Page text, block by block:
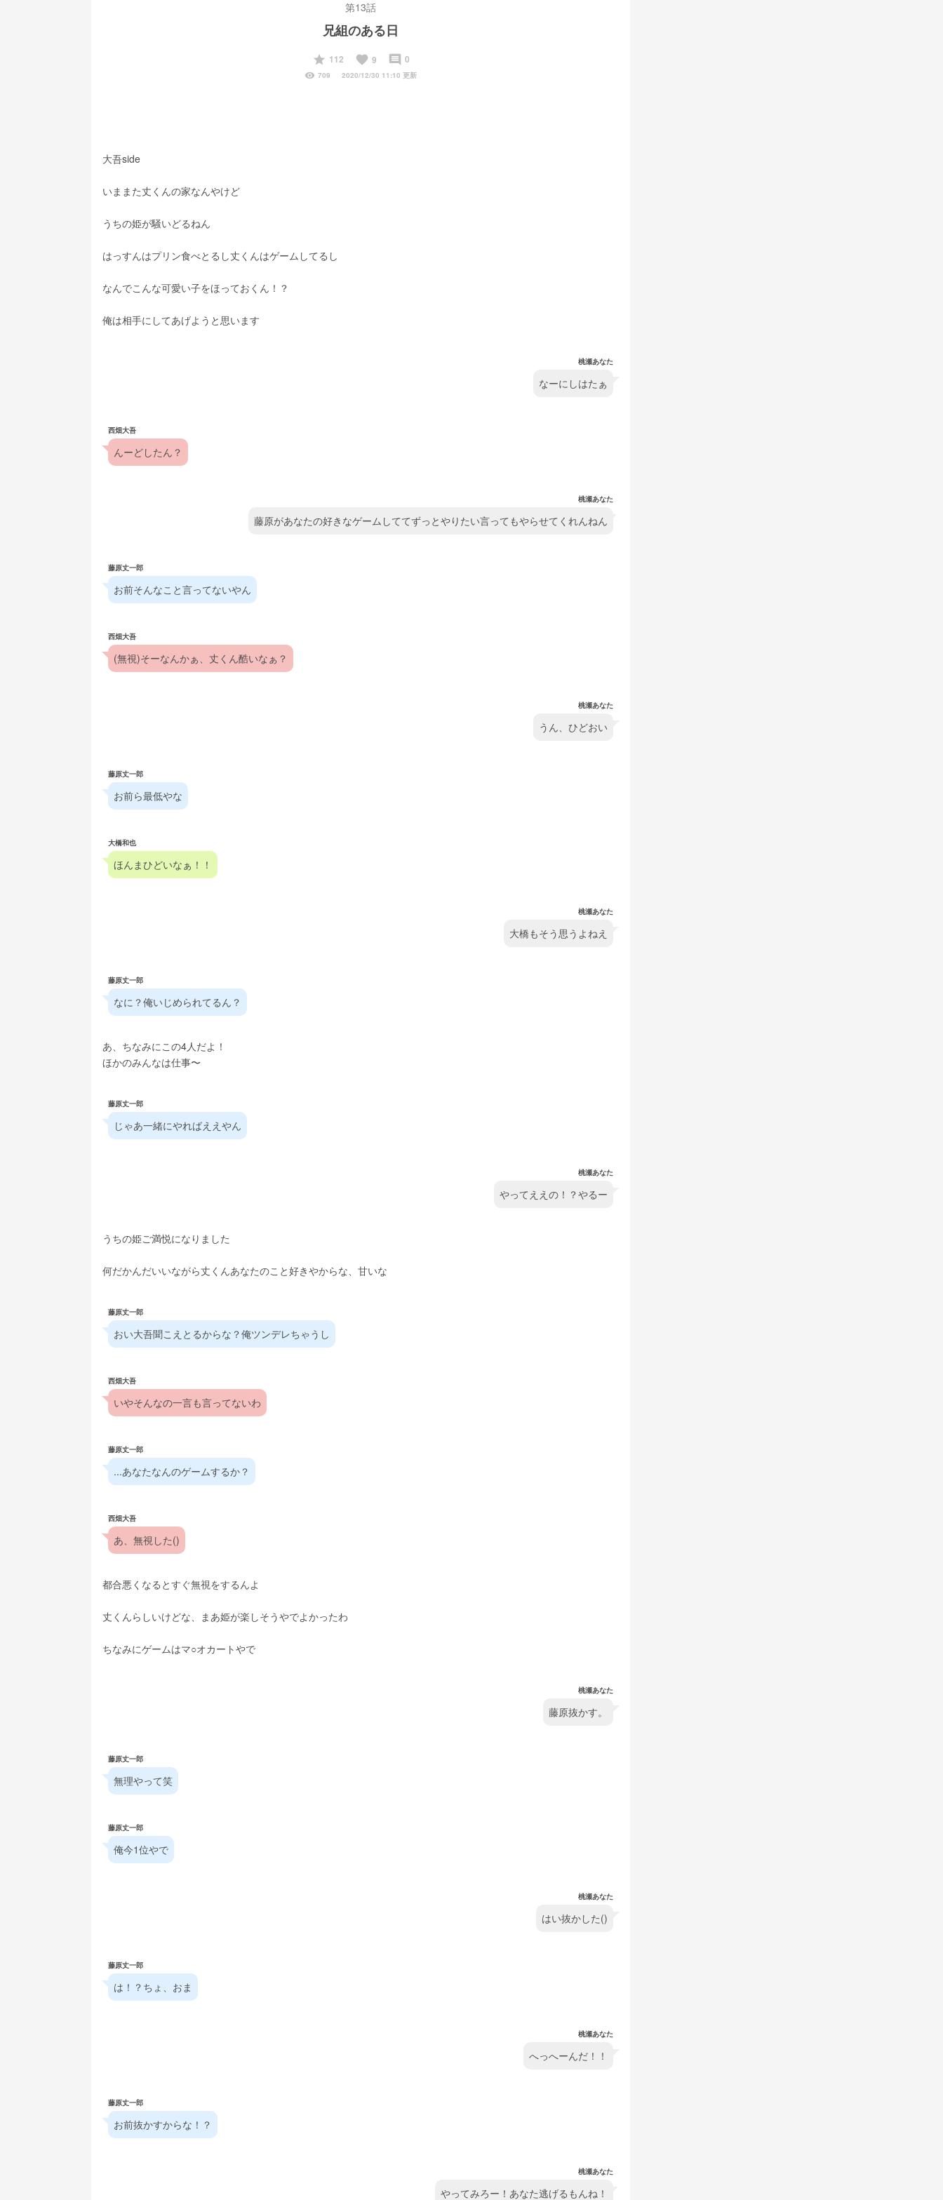
第13話
兄組のある日
start
112 favorite 9 insert_comment 0
visibility 709 2020/12/30 11:10 更新
大吾side
いままた丈くんの家なんやけど
うちの姫が騒いどるねん
はっすんはプリン食べとるし丈くんはゲームしてるし
なんでこんな可愛い子をほっておくん！？
俺は相手にしてあげようと思います
桃瀬あなた
なーにしはたぁ
西畑大吾
んーどしたん？
桃瀬あなた
藤原があなたの好きなゲームしててずっとやりたい言ってもやらせてくれんねん
藤原丈一郎
お前そんなこと言ってないやん
西畑大吾
(無視)そーなんかぁ、丈くん酷いなぁ？
桃瀬あなた
うん、ひどおい
藤原丈一郎
お前ら最低やな
大橋和也
ほんまひどいなぁ！！
桃瀬あなた
大橋もそう思うよねえ
藤原丈一郎
なに？俺いじめられてるん？
あ、ちなみにこの4人だよ！
ほかのみんなは仕事〜
藤原丈一郎
じゃあ一緒にやればええやん
桃瀬あなた
やってええの！？やるー
うちの姫ご満悦になりました
何だかんだいいながら丈くんあなたのこと好きやからな、甘いな
藤原丈一郎
おい大吾聞こえとるからな？俺ツンデレちゃうし
西畑大吾
いやそんなの一言も言ってないわ
藤原丈一郎
...あなたなんのゲームするか？
西畑大吾
あ、無視した()
都合悪くなるとすぐ無視をするんよ
丈くんらしいけどな、まあ姫が楽しそうやでよかったわ
ちなみにゲームはマ○オカートやで
桃瀬あなた
藤原抜かす。
藤原丈一郎
無理やって笑
藤原丈一郎
俺今1位やで
桃瀬あなた
はい抜かした()
藤原丈一郎
は！？ちょ、おま
桃瀬あなた
へっへーんだ！！
藤原丈一郎
お前抜かすからな！？
桃瀬あなた
やってみろー！あなた逃げるもんね！